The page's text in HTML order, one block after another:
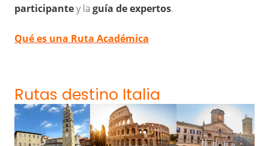
participantey laguía de expertos.
Qué es una Ruta Académica
Rutas destino Italia